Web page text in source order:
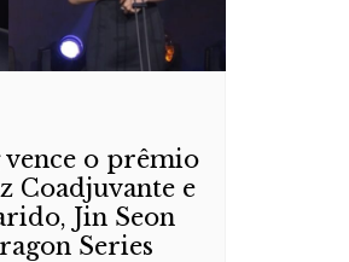
vence o prêmio
Coadjuvante e
Jin Seon
Series